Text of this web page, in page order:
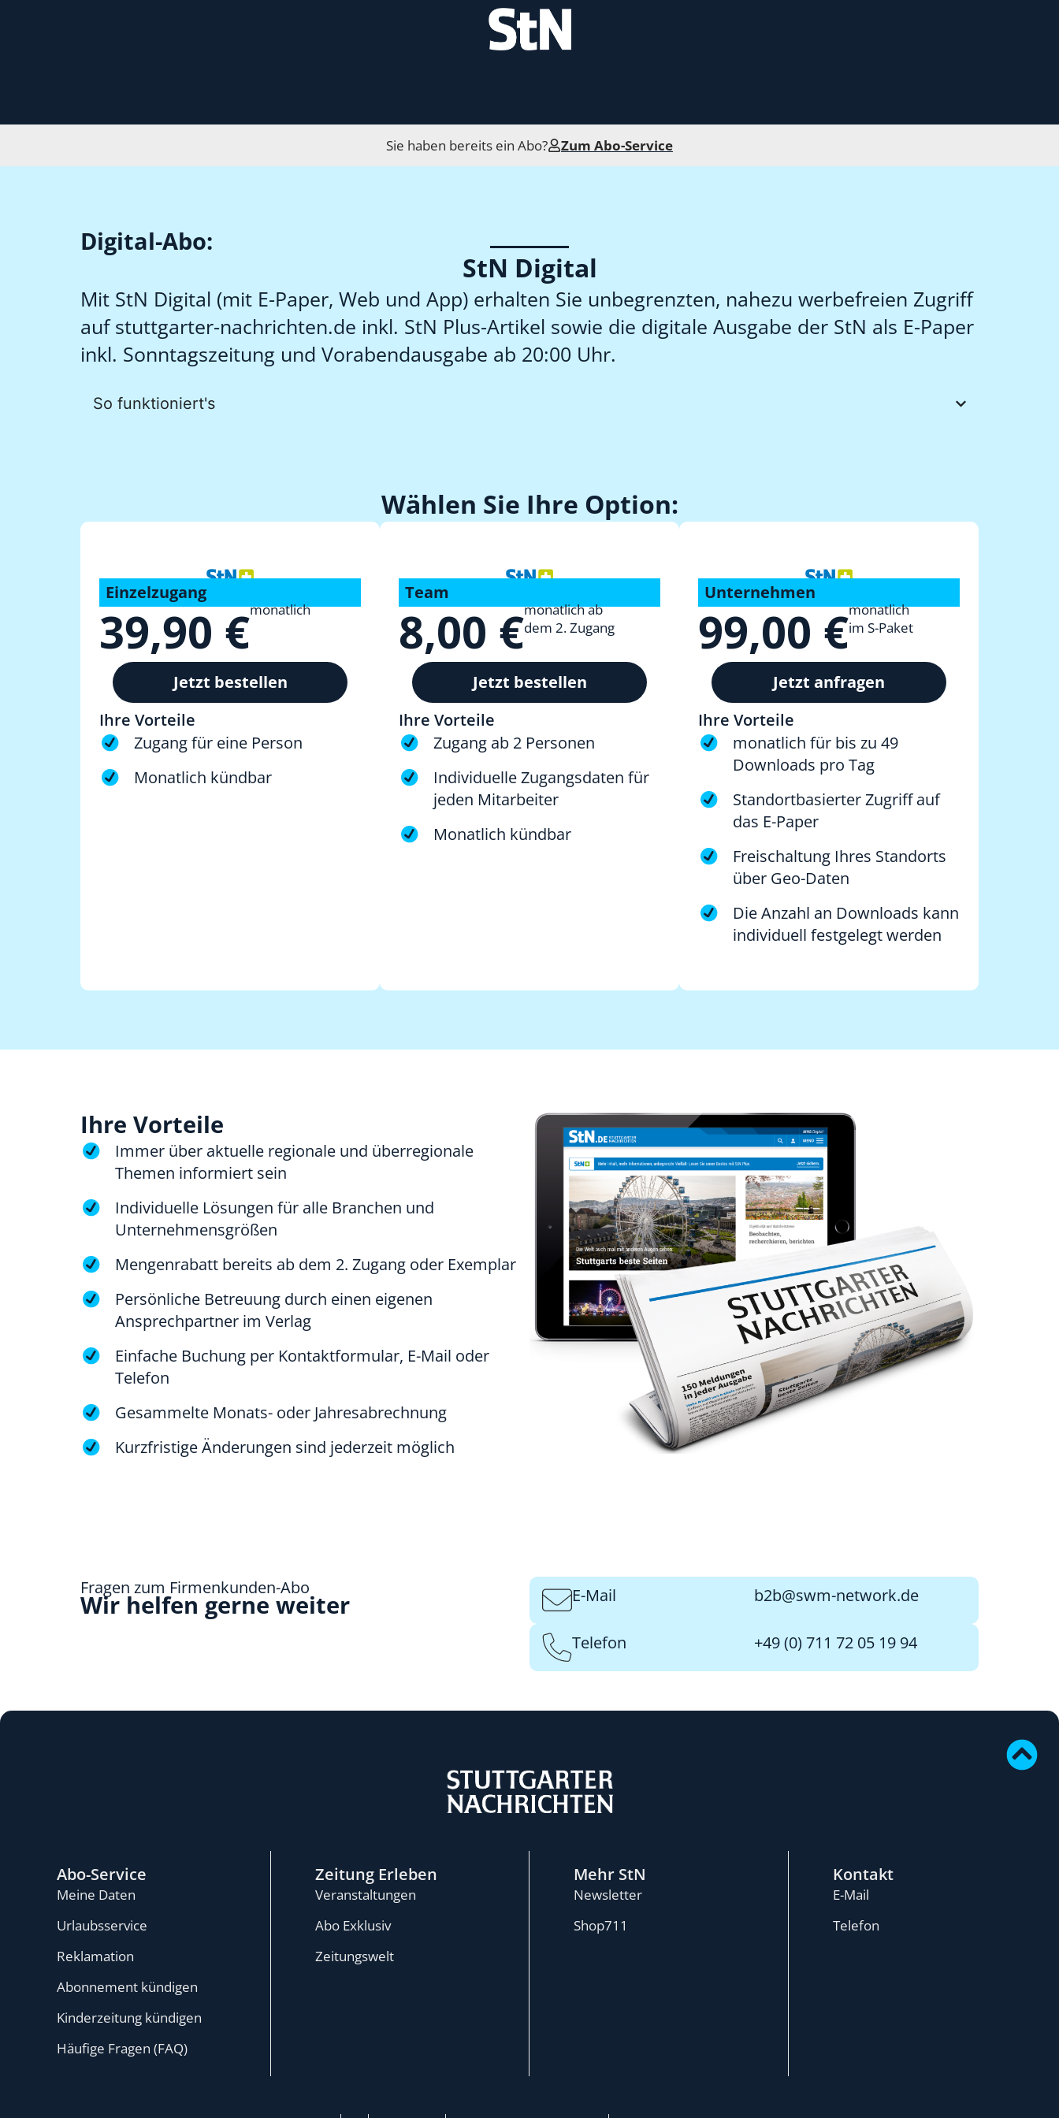
Sie haben bereits ein Abo? Zum Abo-Service
Digital-Abo:
StN Digital
Mit StN Digital (mit E-Paper, Web und App) erhalten Sie unbegrenzten, nahezu werbefreien Zugriff
auf stuttgarter-nachrichten.de inkl. StN Plus-Artikel sowie die digitale Ausgabe der StN als E-Paper
inkl. Sonntagszeitung und Vorabendausgabe ab 20:00 Uhr.
So funktioniert's
Wählen Sie Ihre Option:
Einzelzugang
39,90 €monatlich
Jetzt bestellen
Ihre Vorteile
Zugang für eine Person
Monatlich kündbar
Team
8,00 €monatlich ab
dem 2. Zugang
Jetzt bestellen
Ihre Vorteile
Zugang ab 2 Personen
Individuelle Zugangsdaten für
jeden Mitarbeiter
Monatlich kündbar
Unternehmen
99,00 €monatlich
im S-Paket
Jetzt anfragen
Ihre Vorteile
monatlich für bis zu 49
Downloads pro Tag
Standortbasierter Zugriff auf
das E-Paper
Freischaltung Ihres Standorts
über Geo-Daten
Die Anzahl an Downloads kann
individuell festgelegt werden
Ihre Vorteile
Immer über aktuelle regionale und überregionale
Themen informiert sein
Individuelle Lösungen für alle Branchen und
Unternehmensgrößen
Mengenrabatt bereits ab dem 2. Zugang oder Exemplar
Persönliche Betreuung durch einen eigenen
Ansprechpartner im Verlag
Einfache Buchung per Kontaktformular, E-Mail oder
Telefon
Gesammelte Monats- oder Jahresabrechnung
Kurzfristige Änderungen sind jederzeit möglich
Fragen zum Firmenkunden-Abo
Wir helfen gerne weiter E-Mail b2b@swm-network.de
Telefon +49 (0) 711 72 05 19 94
Abo-Service
Meine Daten
Urlaubsservice
Reklamation
Abonnement kündigen
Kinderzeitung kündigen
Häufige Fragen (FAQ)
Zeitung Erleben
Veranstaltungen
Abo Exklusiv
Zeitungswelt
Mehr StN
Newsletter
Shop711
Kontakt
E-Mail
Telefon